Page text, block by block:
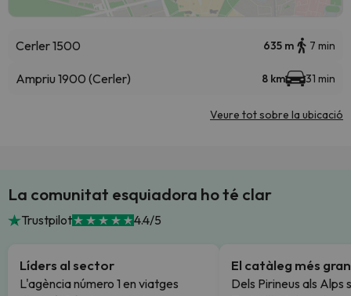
Cerler 1500 635 m 7 min
Ampriu 1900 (Cerler) 8 km 31 min
Veure tot sobre la ubicació
La comunitat esquiadora ho té clar
Trustpilot 4.4/5
Líders al sector
L'agència número 1 en viatges
El catàleg més gran
Dels Pirineus als Alps